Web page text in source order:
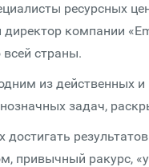
ресурсных
компании
страны.
из действенных
задач,
привычный ракурс,